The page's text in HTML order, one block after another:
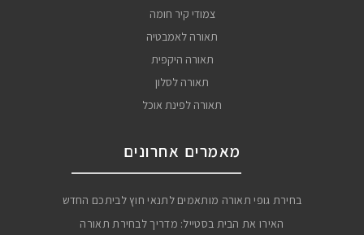
צמודי קיר חומה
תאורה לאמבטיה
תאורה היקפית
תאורה לסלון
תאורה לפינת אוכל
מאמרים אחרונים
בחירת גופי תאורה מותאמים לתנאי חוץ לביתכם החדש
האירו את הבית בסטייל: מדריך לבחירת תאורה